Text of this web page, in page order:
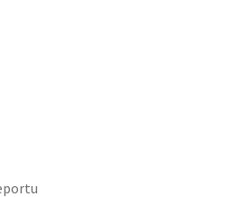
Marble